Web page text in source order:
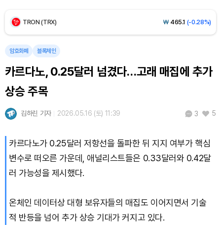
TRON (TRX) ₩ 465.1 (-0.28%)
Hyperliquid (HYPE)
Dogecoin (DOGE) ₩ 98.74 (-0.64%)
Bitcoin (BTC)
암호화폐 블록체인
카르다노, 0.25달러 넘겼다…고래 매집에 추가
상승 주목
김하린 기자 2026.05.16 (토) 11:39 3 5
카르다노가 0.25달러 저항선을 돌파한 뒤 지지 여부가 핵심
변수로 떠오른 가운데, 애널리스트들은 0.33달러와 0.42달
러 가능성을 제시했다.
온체인 데이터상 대형 보유자들의 매집도 이어지면서 기술
적 반등을 넘어 추가 상승 기대가 커지고 있다.